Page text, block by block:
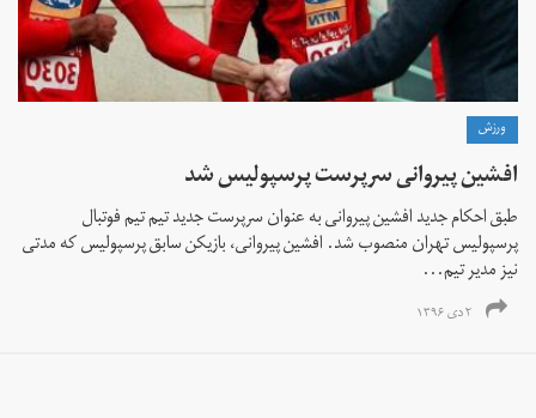
ورزش
افشین پیروانی سرپرست پرسپولیس شد
طبق احکام جدید افشین پیروانی به عنوان سرپرست جدید تیم تیم فوتبال
پرسپولیس تهران منصوب شد. افشین پیروانی، بازیکن سابق پرسپولیس که مدتی
نیز مدیر تیم‌...
۲ دی ۱۳۹۶